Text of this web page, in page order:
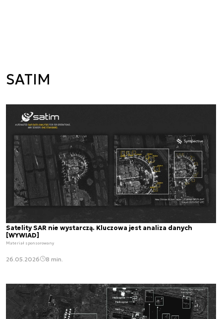
SATIM
Satelity SAR nie wystarczą. Kluczowa jest analiza danych
[WYWIAD]
Materiał sponsorowany
26.05.2026 8 min.